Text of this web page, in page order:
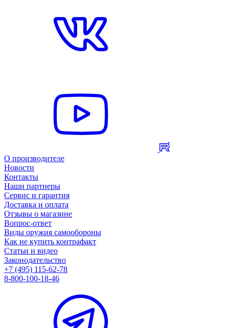
О производителе
Новости
Контакты
Наши партнеры
Сервис и гарантия
Доставка и оплата
Отзывы о магазине
Вопрос-ответ
Виды оружия самообороны
Как не купить контрафакт
Статьи и видео
Законодательство
+7 (495) 115-62-78
8-800-100-18-46